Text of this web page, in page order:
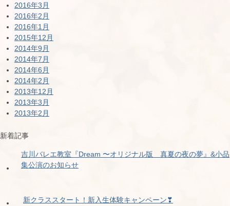
2016年3月
2016年2月
2016年1月
2015年12月
2014年9月
2014年7月
2014年6月
2014年2月
2013年12月
2013年3月
2013年2月
新着記事
吉川バレエ教室『Dream 〜オリジナル版 真夏の夜の夢』&小品
集公演のお知らせ
新クラススタート！新入生体験キャンペーン❣